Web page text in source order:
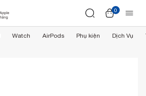
0
Watch AirPods Phụ kiện Dịch Vụ